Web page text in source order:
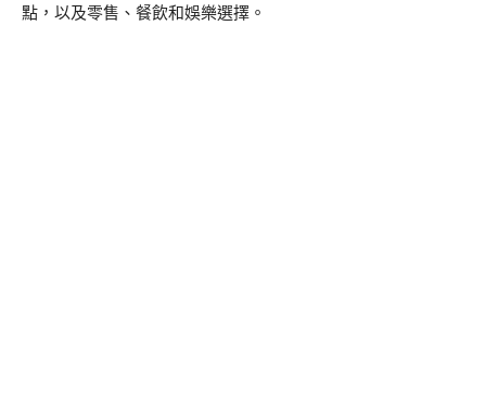
點，以及零售、餐飲和娛樂選擇。